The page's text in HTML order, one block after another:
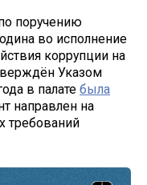
поручению
во исполнение
коррупции на
Указом
в палате была
направлен на
требований